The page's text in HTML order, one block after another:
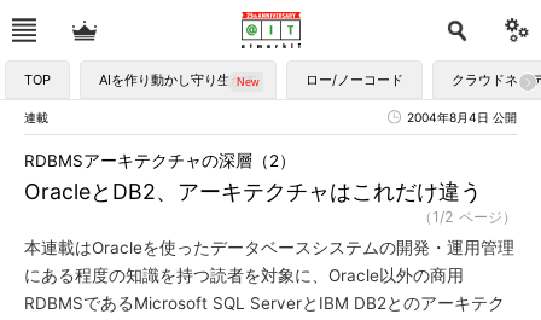
TOP AIを作り動かし守り生かす ロー/ノーコード クラウドネイ
連載 2004年8月4日 公開
OracleとDB2、アーキテクチャはこれだけ違う
RDBMSアーキテクチャの深層（2）
（1/2 ページ）
本連載はOracleを使ったデータベースシステムの開発・運用管理
にある程度の知識を持つ読者を対象に、Oracle以外の商用
RDBMSであるMicrosoft SQL ServerとIBM DB2とのアーキテク